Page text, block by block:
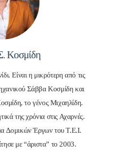
Κοσμίδη
Είναι η μικρότερη από τις
Σάββα Κοσμίδη και
το γένος Μιχαηλίδη.
της χρόνια στις Αχαρνές.
Δομικών Έργων του Τ.Ε.Ι.
με “άριστα” το 2003.